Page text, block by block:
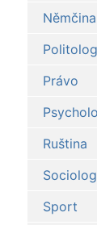
Němčina
Právo
Ruština
Sport